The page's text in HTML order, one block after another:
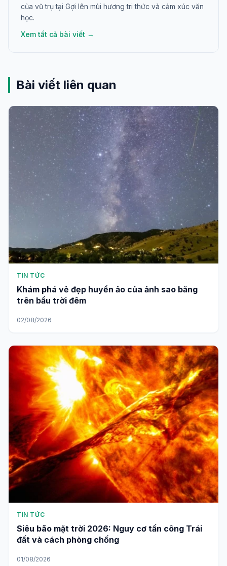
của vũ trụ tại Gợi lên mùi hương tri thức và cảm xúc văn
học.
Xem tất cả bài viết →
Bài viết liên quan
TIN TỨC
Khám phá vẻ đẹp huyền ảo của ảnh sao băng
trên bầu trời đêm
02/08/2026
TIN TỨC
Siêu bão mặt trời 2026: Nguy cơ tấn công Trái
đất và cách phòng chống
01/08/2026